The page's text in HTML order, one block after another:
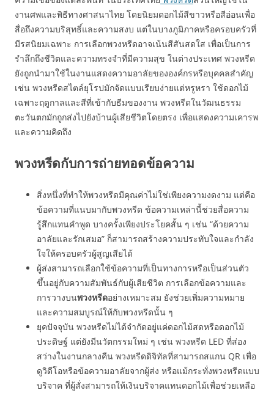
งานศพและพิธีทางศาสนาไทย โดยนิยมดอกไม้สีขาวหรือสีอ่อนเพื่อ
สื่อถึงความบริสุทธิ์และความสงบ แต่ในบางภูมิภาคหรือครอบครัวที่
มีรสนิยมเฉพาะ การเลือกพวงหรีดอาจเน้นสีสันสดใส เพื่อเป็นการ
รำลึกถึงชีวิตและความทรงจำที่มีความสุข ในต่างประเทศ พวงหรีด
ยังถูกนำมาใช้ในงานแสดงความอาลัยขององค์กรหรือบุคคลสำคัญ
เช่น พวงหรีดสไตล์ยุโรปมักจัดแบบเรียบง่ายแต่หรูหรา ใช้ดอกไม้
เฉพาะฤดูกาลและสีที่เข้ากับธีมของงาน พวงหรีดในวัฒนธรรม
ตะวันตกมักถูกส่งไปยังบ้านผู้เสียชีวิตโดยตรง เพื่อแสดงความเคารพ
และความคิดถึง
พวงหรีดกับการถ่ายทอดข้อความ
สิ่งหนึ่งที่ทำให้พวงหรีดมีคุณค่าไม่ใช่เพียงความงดงาม แต่คือ
ข้อความที่แนบมากับพวงหรีด ข้อความเหล่านี้ช่วยสื่อความ
รู้สึกแทนคำพูด บางครั้งเพียงประโยคสั้น ๆ เช่น “ด้วยความ
อาลัยและรักเสมอ” ก็สามารถสร้างความประทับใจและกำลัง
ใจให้ครอบครัวผู้สูญเสียได้
ผู้ส่งสามารถเลือกใช้ข้อความที่เป็นทางการหรือเป็นส่วนตัว
ขึ้นอยู่กับความสัมพันธ์กับผู้เสียชีวิต การเลือกข้อความและ
การวางบนพวงหรีดอย่างเหมาะสม ยังช่วยเพิ่มความหมาย
และความสมบูรณ์ให้กับพวงหรีดนั้น ๆ
ยุคปัจจุบัน พวงหรีดไม่ได้จำกัดอยู่แค่ดอกไม้สดหรือดอกไม้
ประดิษฐ์ แต่ยังมีนวัตกรรมใหม่ ๆ เช่น พวงหรีด LED ที่ส่อง
สว่างในงานกลางคืน พวงหรีดดิจิทัลที่สามารถสแกน QR เพื่อ
ดูวิดีโอหรือข้อความอาลัยจากผู้ส่ง หรือแม้กระทั่งพวงหรีดแบบ
บริจาค ที่ผู้สั่งสามารถให้เงินบริจาคแทนดอกไม้เพื่อช่วยเหลือ